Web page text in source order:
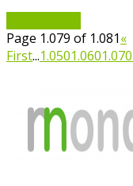
Page 1.079 of 1.081«
First...1.0501.0601.070